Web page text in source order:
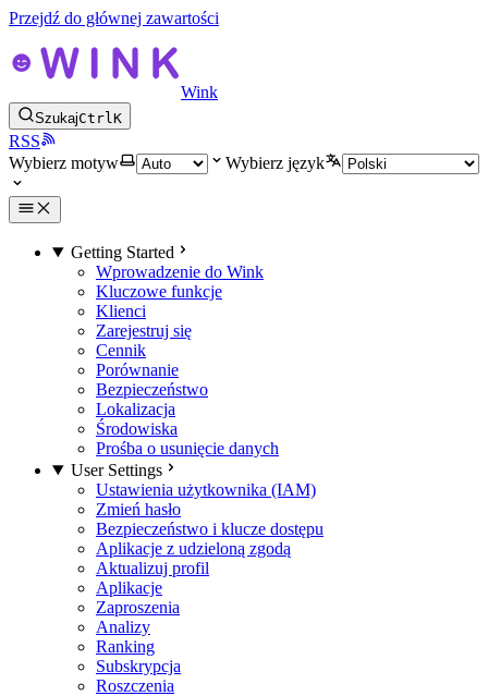
Przejdź do głównej zawartości
Wink
SzukajCtrlK
RSS
Wybierz motyw
Wybierz język
Getting Started
Wprowadzenie do Wink
Kluczowe funkcje
Klienci
Zarejestruj się
Cennik
Porównanie
Bezpieczeństwo
Lokalizacja
Środowiska
Prośba o usunięcie danych
User Settings
Ustawienia użytkownika (IAM)
Zmień hasło
Bezpieczeństwo i klucze dostępu
Aplikacje z udzieloną zgodą
Aktualizuj profil
Aplikacje
Zaproszenia
Analizy
Ranking
Subskrypcja
Roszczenia